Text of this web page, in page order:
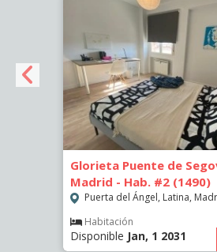
Glorieta Puente de
Madrid - Hab. #2 (1490)
Puerta del Ángel, Latina,
Habitación
Disponible Jan, 1 2031